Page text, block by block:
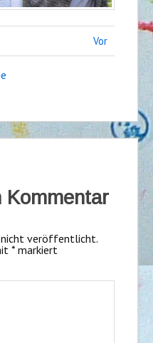
Vor
Kommentar
nicht veröffentlicht.
*markiert